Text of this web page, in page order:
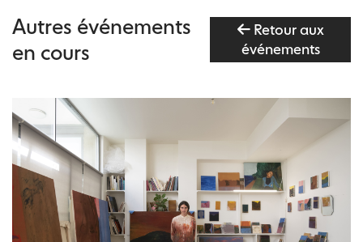
Autres événements
en cours
Retour aux
événements